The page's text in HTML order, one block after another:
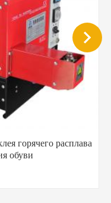
горячего расплава
обуви